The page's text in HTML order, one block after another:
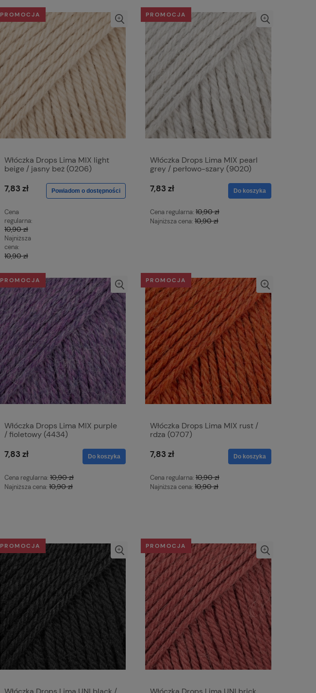
Włóczka Drops Lima MIX light
beige / jasny beż (0206)
7,83 zł
Cena
regularna:
10,90 zł
Najniższa
cena:
10,90 zł
Powiadom o dostępności
PROMOCJA
Włóczka Drops Lima MIX pearl
grey / perłowo-szary (9020)
7,83 zł
Cena regularna: 10,90 zł
Najniższa cena: 10,90 zł
Do koszyka
PROMOCJA
Włóczka Drops Lima MIX purple
/ fioletowy (4434)
7,83 zł
Cena regularna: 10,90 zł
Najniższa cena: 10,90 zł
Do koszyka
PROMOCJA
Włóczka Drops Lima MIX rust /
rdza (0707)
7,83 zł
Cena regularna: 10,90 zł
Najniższa cena: 10,90 zł
Do koszyka
PROMOCJA
PROMOCJA PROMOCJA